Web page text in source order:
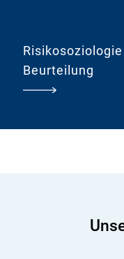
Beurteilung